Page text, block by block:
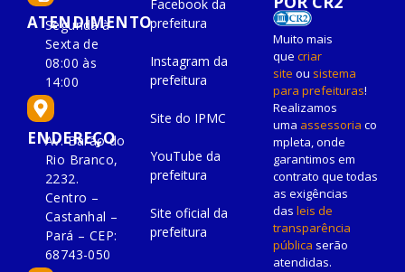
ATENDIMENTO
Segunda à
Sexta de
08:00 às
14:00
ENDEREÇO
Av. Barão do
Rio Branco,
2232.
Centro –
Castanhal –
Pará – CEP:
68743-050
Facebook da
prefeitura
Instagram da
prefeitura
Site do IPMC
YouTube da
prefeitura
Site oficial da
prefeitura
Muito mais
que criar
site ou sistema
para prefeituras!
Realizamos
uma assessoria co
mpleta, onde
garantimos em
contrato que todas
as exigências
das leis de
transparência
pública serão
atendidas.